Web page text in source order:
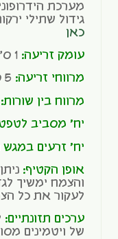
מערכת
גידול שתילי
כאן
עומק זריעה:
מרווחי זריעה:
מרווח בין שורות:
יח' מסביב
יח' זרעים
אופן הקטיף:
והצמח ימשיך
לעקור את כל
ערכים תזונתיים: